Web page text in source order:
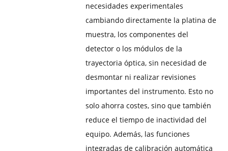
necesidades experimentales
cambiando directamente la platina de
muestra, los componentes del
detector o los módulos de la
trayectoria óptica, sin necesidad de
desmontar ni realizar revisiones
importantes del instrumento. Esto no
solo ahorra costes, sino que también
reduce el tiempo de inactividad del
equipo. Además, las funciones
integradas de calibración automática